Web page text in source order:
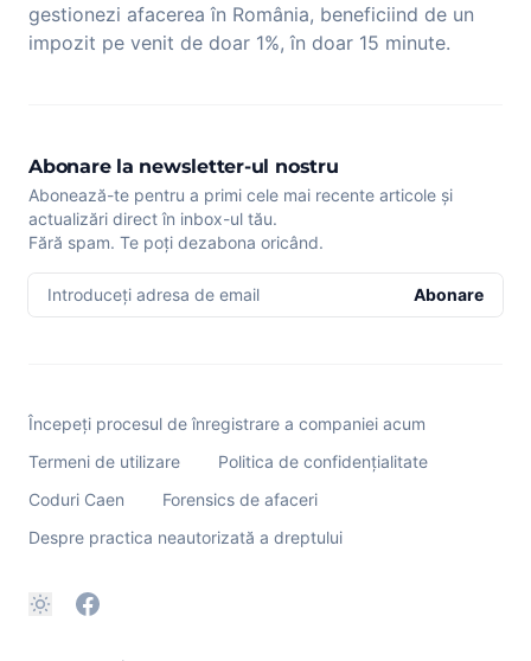
gestionezi afacerea în România, beneficiind de un
impozit pe venit de doar 1%, în doar 15 minute.
Abonare la newsletter-ul nostru
Abonează-te pentru a primi cele mai recente articole și
actualizări direct în inbox-ul tău.
Fără spam. Te poți dezabona oricând.
Introduceți adresa de email Abonare
Începeți procesul de înregistrare a companiei acum
Termeni de utilizare
Politica de confidențialitate
Coduri Caen
Forensics de afaceri
Despre practica neautorizată a dreptului